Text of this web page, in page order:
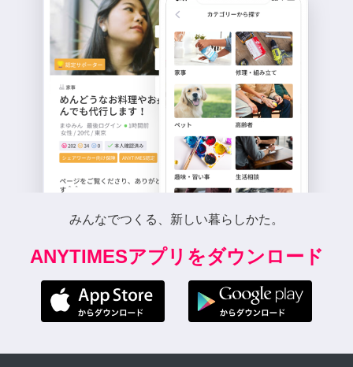
みんなでつくる、新しい暮らしかた。
ANYTIMESアプリをダウンロード